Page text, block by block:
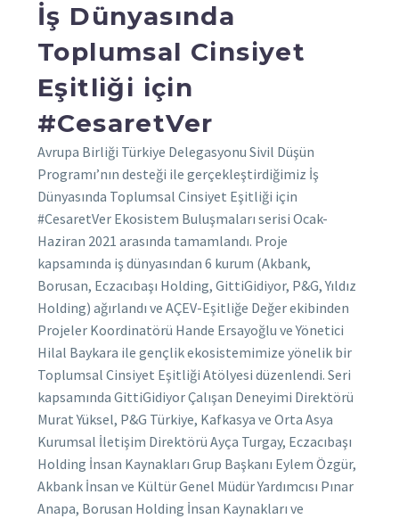
İş Dünyasında
Toplumsal Cinsiyet
Eşitliği için
#CesaretVer
Avrupa Birliği Türkiye Delegasyonu Sivil Düşün
Programı’nın desteği ile gerçekleştirdiğimiz İş
Dünyasında Toplumsal Cinsiyet Eşitliği için
#CesaretVer Ekosistem Buluşmaları serisi Ocak-
Haziran 2021 arasında tamamlandı. Proje
kapsamında iş dünyasından 6 kurum (Akbank,
Borusan, Eczacıbaşı Holding, GittiGidiyor, P&G, Yıldız
Holding) ağırlandı ve AÇEV-Eşitliğe Değer ekibinden
Projeler Koordinatörü Hande Ersayoğlu ve Yönetici
Hilal Baykara ile gençlik ekosistemimize yönelik bir
Toplumsal Cinsiyet Eşitliği Atölyesi düzenlendi. Seri
kapsamında GittiGidiyor Çalışan Deneyimi Direktörü
Murat Yüksel, P&G Türkiye, Kafkasya ve Orta Asya
Kurumsal İletişim Direktörü Ayça Turgay, Eczacıbaşı
Holding İnsan Kaynakları Grup Başkanı Eylem Özgür,
Akbank İnsan ve Kültür Genel Müdür Yardımcısı Pınar
Anapa, Borusan Holding İnsan Kaynakları ve